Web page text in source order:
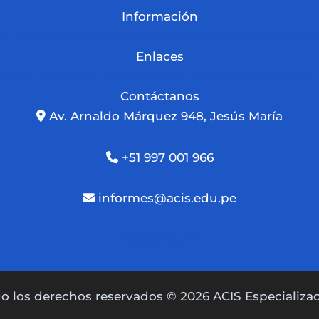
Información
Enlaces
Contáctanos
Av. Arnaldo Márquez 948, Jesús María
+51 997 001 966
informes@acis.edu.pe
los derechos reservados © 2026 ACIS